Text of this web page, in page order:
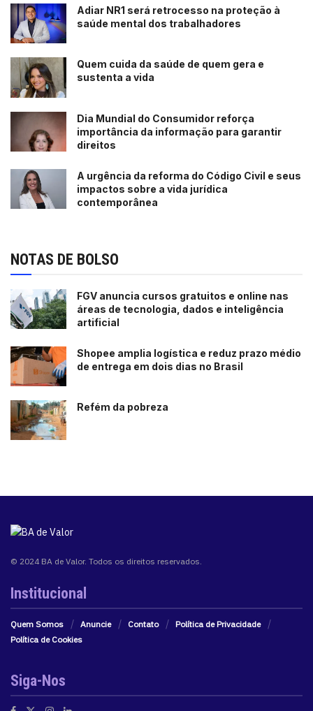
Adiar NR1 será retrocesso na proteção à
saúde mental dos trabalhadores
Quem cuida da saúde de quem gera e
sustenta a vida
Dia Mundial do Consumidor reforça
importância da informação para garantir
direitos
A urgência da reforma do Código Civil e seus
impactos sobre a vida jurídica
contemporânea
NOTAS DE BOLSO
FGV anuncia cursos gratuitos e online nas
áreas de tecnologia, dados e inteligência
artificial
Shopee amplia logística e reduz prazo médio
de entrega em dois dias no Brasil
Refém da pobreza
© 2024 BA de Valor. Todos os direitos reservados.
Institucional
Quem Somos Anuncie Contato
Política de Privacidade
Política de Cookies
Siga-Nos